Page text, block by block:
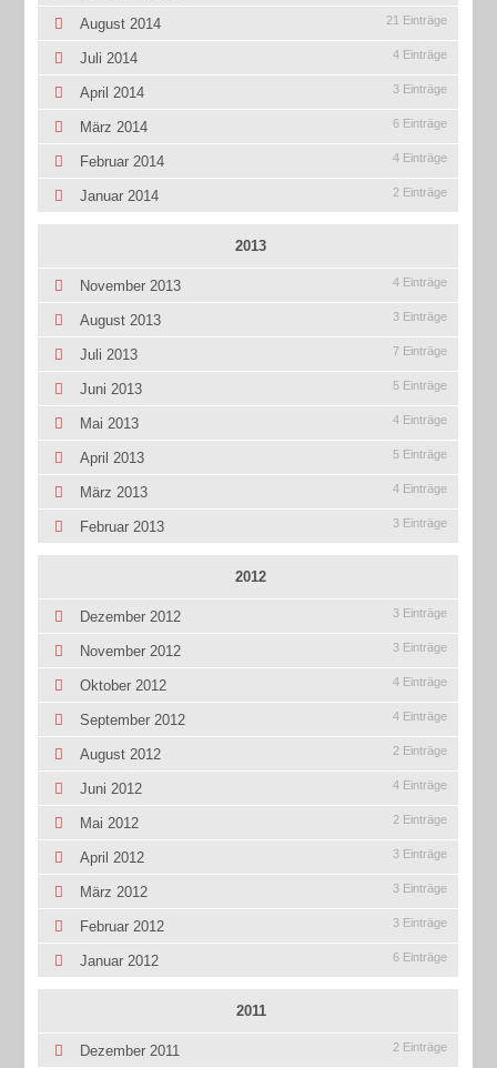
August 2014 21 Einträge
Juli 2014 4 Einträge
April 2014 3 Einträge
März 2014 6 Einträge
Februar 2014 4 Einträge
Januar 2014 2 Einträge
2013
November 2013 4 Einträge
August 2013 3 Einträge
Juli 2013 7 Einträge
Juni 2013 5 Einträge
Mai 2013 4 Einträge
April 2013 5 Einträge
März 2013 4 Einträge
Februar 2013 3 Einträge
2012
Dezember 2012 3 Einträge
November 2012 3 Einträge
Oktober 2012 4 Einträge
September 2012 4 Einträge
August 2012 2 Einträge
Juni 2012 4 Einträge
Mai 2012 2 Einträge
April 2012 3 Einträge
März 2012 3 Einträge
Februar 2012 3 Einträge
Januar 2012 6 Einträge
2011
Dezember 2011 2 Einträge